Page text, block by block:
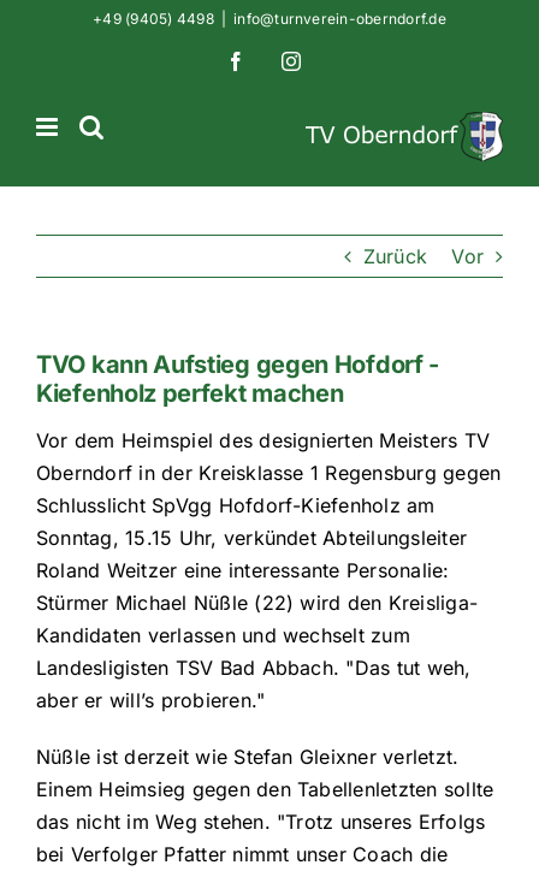
+49 (9405) 4498 info@turnverein-oberndorf.de
FacebookInstagram
Zurück Vor
TVO kann Aufstieg gegen Hofdorf -
Kiefenholz perfekt machen
Vor dem Heimspiel des designierten Meisters TV
Oberndorf in der Kreisklasse 1 Regensburg gegen
Schlusslicht SpVgg Hofdorf-Kiefenholz am
Sonntag, 15.15 Uhr, verkündet Abteilungsleiter
Roland Weitzer eine interessante Personalie:
Stürmer Michael Nüßle (22) wird den Kreisliga-
Kandidaten verlassen und wechselt zum
Landesligisten TSV Bad Abbach. "Das tut weh,
aber er will’s probieren."
Nüßle ist derzeit wie Stefan Gleixner verletzt.
Einem Heimsieg gegen den Tabellenletzten sollte
das nicht im Weg stehen. "Trotz unseres Erfolgs
bei Verfolger Pfatter nimmt unser Coach die